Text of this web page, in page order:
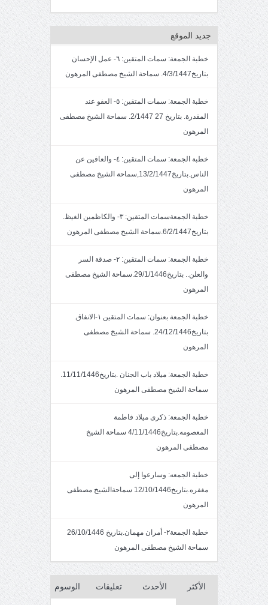
جديد الموقع
خطبة الجمعة: سمات المتقين: ٦- عمل الإحسان
بتاريخ4/3/1447. سماحة الشيخ مصطفى المرهون
خطبة الجمعة: سمات المتقين: ٥- العفو عند
المقدرة. بتاريخ 27 2/1447. سماحة الشيخ مصطفى
المرهون
خطبة الجمعة: سمات المتقين: ٤- والعافين عن
الناس.بتاريخ13/2/1447,سماحة الشيخ مصطفى
المرهون
خطبة الجمعةسمات المتقين: ٣- والكاظمين الغيظ.
بتاريخ6/2/1447.سماحة الشيخ مصطفى المرهون
خطبة الجمعة: سمات المتقين: ٢- صدقة السر
والعلن.. بتاريخ29/1/1446.سماحة الشيخ مصطفى
المرهون
خطبة الجمعة بعنوان: سمات المتقين ١-الانفاق.
بتاريخ24/12/1446. سماحة الشيخ مصطفى
المرهون
خطبة الجمعة: ميلاد باب الجنان .بتاريخ11/11/1446.
سماحة الشيخ مصطفى المرهون
خطبة الجمعة: ذكرى ميلاد فاطمة
المعصومه.بتاريخ4/11/1446 سماحة الشيخ
مصطفى المرهون
خطبة الجمعه: وسارعوا إلى
مغفره.بتاريخ12/10/1446 سماحةالشيخ مصطفى
المرهون
خطبة الجمعة٢- أمران مهمان.بتاريخ 26/10/1446
سماحة الشيخ مصطفى المرهون
الأكثر الأحدث تعليقات الوسوم